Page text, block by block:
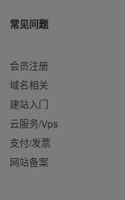
常见问题
会员注册
域名相关
建站入门
云服务/Vps
支付/发票
网站备案